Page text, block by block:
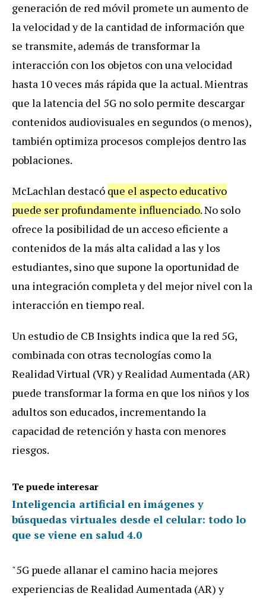
generación de red móvil promete un aumento de
la velocidad y de la cantidad de información que
se transmite, además de transformar la
interacción con los objetos con una velocidad
hasta 10 veces más rápida que la actual. Mientras
que la latencia del 5G no solo permite descargar
contenidos audiovisuales en segundos (o menos),
también optimiza procesos complejos dentro las
poblaciones.
McLachlan destacó que el aspecto educativo
puede ser profundamente influenciado. No solo
ofrece la posibilidad de un acceso eficiente a
contenidos de la más alta calidad a las y los
estudiantes, sino que supone la oportunidad de
una integración completa y del mejor nivel con la
interacción en tiempo real.
Un estudio de CB Insights indica que la red 5G,
combinada con otras tecnologías como la
Realidad Virtual (VR) y Realidad Aumentada (AR)
puede transformar la forma en que los niños y los
adultos son educados, incrementando la
capacidad de retención y hasta con menores
riesgos.
Te puede interesar
Inteligencia artificial en imágenes y
búsquedas virtuales desde el celular: todo lo
que se viene en salud 4.0
"5G puede allanar el camino hacia mejores
experiencias de Realidad Aumentada (AR) y